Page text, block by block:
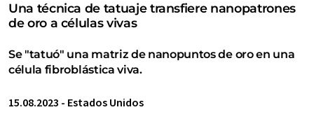
Una técnica de tatuaje transfiere nanopatrones
de oro a células vivas
Se "tatuó" una matriz de nanopuntos de oro en una
célula fibroblástica viva.
15.08.2023 - Estados Unidos